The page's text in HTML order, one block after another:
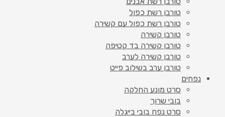
טורבן רשת כפול
טורבן רשת כפול עם קשירה
טורבן קשירה
טורבן קשירה בד קטיפה
טורבן קשירה לערב
טורבן ערב בשילוב פייט
נפחים
סרט מונע החלקה
בובי שרוך
סרט נפח בובי בייגלה